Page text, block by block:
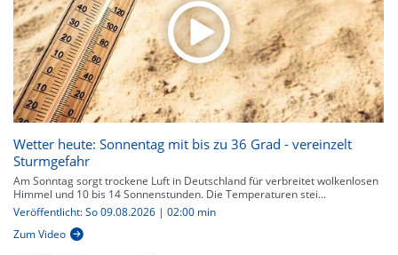
Wetter heute: Sonnentag mit bis zu 36 Grad - vereinzelt
Sturmgefahr
Am Sonntag sorgt trockene Luft in Deutschland für verbreitet wolkenlosen
Himmel und 10 bis 14 Sonnenstunden. Die Temperaturen stei...
Veröffentlicht: So 09.08.2026 | 02:00 min
Zum Video